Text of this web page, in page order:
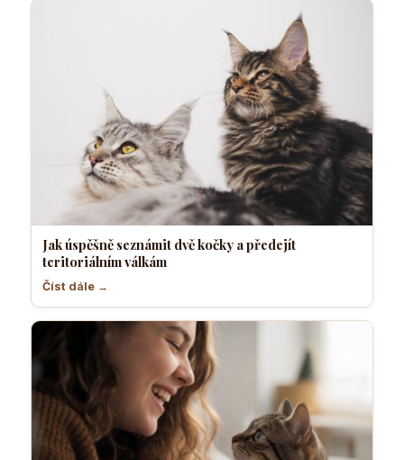
Jak úspěšně seznámit dvě kočky a předejít
teritoriálním válkám
Číst dále →